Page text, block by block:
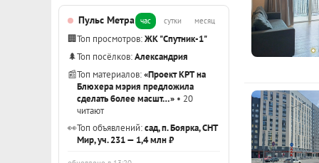
Пульс Метра час сутки месяц
🏢Топ просмотров:ЖК "Спутник-1"
🌲Топ посёлков:Александрия
📰Топ материалов:«Проект КРТ на
Блюхера мэрия предложила
сделать более масшт…» • 20
читают
👀Топ объявлений:сад, п. Боярка, СНТ
Мир, уч. 231 — 1,4 млн ₽
Ближайшие
просп.
42, 46, 51,
(автобусы
Звоните и
не сделал
будете
на Вашу